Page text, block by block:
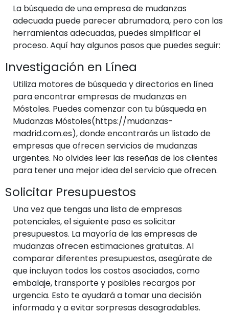
La búsqueda de una empresa de mudanzas
adecuada puede parecer abrumadora, pero con las
herramientas adecuadas, puedes simplificar el
proceso. Aquí hay algunos pasos que puedes seguir:
Investigación en Línea
Utiliza motores de búsqueda y directorios en línea
para encontrar empresas de mudanzas en
Móstoles. Puedes comenzar con tu búsqueda en
Mudanzas Móstoles(https://mudanzas-
madrid.com.es), donde encontrarás un listado de
empresas que ofrecen servicios de mudanzas
urgentes. No olvides leer las reseñas de los clientes
para tener una mejor idea del servicio que ofrecen.
Solicitar Presupuestos
Una vez que tengas una lista de empresas
potenciales, el siguiente paso es solicitar
presupuestos. La mayoría de las empresas de
mudanzas ofrecen estimaciones gratuitas. Al
comparar diferentes presupuestos, asegúrate de
que incluyan todos los costos asociados, como
embalaje, transporte y posibles recargos por
urgencia. Esto te ayudará a tomar una decisión
informada y a evitar sorpresas desagradables.